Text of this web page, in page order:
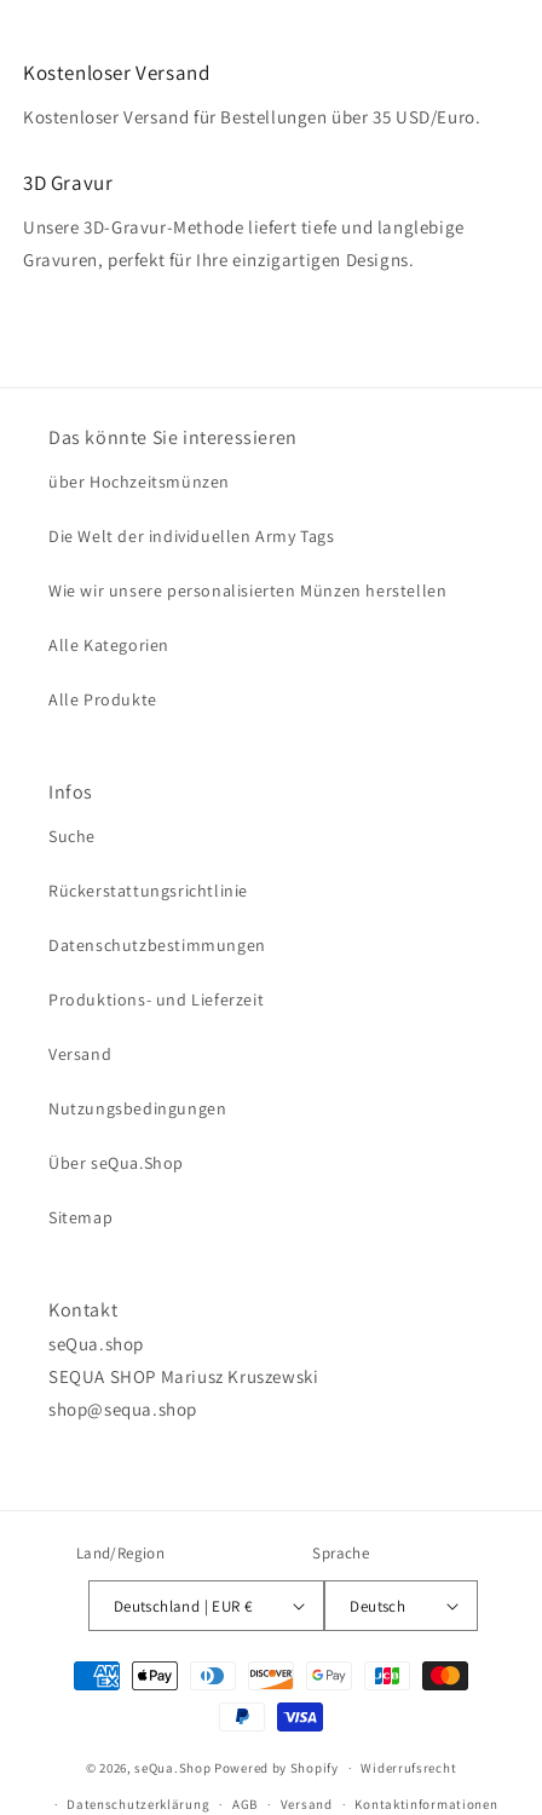
Kostenloser Versand
Kostenloser Versand für Bestellungen über 35 USD/Euro.
3D Gravur
Unsere 3D-Gravur-Methode liefert tiefe und langlebige
Gravuren, perfekt für Ihre einzigartigen Designs.
Das könnte Sie interessieren
über Hochzeitsmünzen
Die Welt der individuellen Army Tags
Wie wir unsere personalisierten Münzen herstellen
Alle Kategorien
Alle Produkte
Infos
Suche
Rückerstattungsrichtlinie
Datenschutzbestimmungen
Produktions- und Lieferzeit
Versand
Nutzungsbedingungen
Über seQua.Shop
Sitemap
Kontakt
seQua.shop
SEQUA SHOP Mariusz Kruszewski
shop@sequa.shop
Land/Region
Deutschland | EUR €
Sprache
Deutsch
Zahlungsmethoden
© 2026,seQua.Shop Powered by Shopify Widerrufsrecht
Datenschutzerklärung AGB Versand Kontaktinformationen